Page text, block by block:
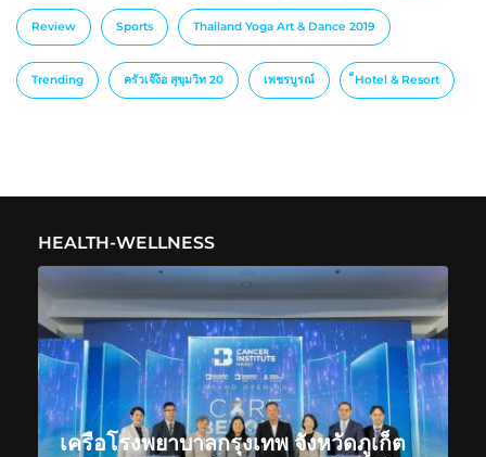
Review Sports Thailand Yoga Art & Dance 2019
Trending ครัวเจ๊ง้อ สุขุมวิท 20 เพชรบูรณ์ ็Hotel & Resort
HEALTH-WELLNESS
เครือโรงพยาบาลกรุงเทพ จังหวัดภูเก็ต